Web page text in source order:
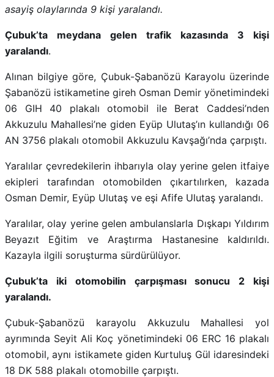
asayiş olaylarında 9 kişi yaralandı.
Çubuk’ta meydana gelen trafik kazasında 3 kişi
yaralandı.
Alınan bilgiye göre, Çubuk-Şabanözü Karayolu üzerinde
Şabanözü istikametine gireh Osman Demir yönetimindeki
06 GIH 40 plakalı otomobil ile Berat Caddesi’nden
Akkuzulu Mahallesi’ne giden Eyüp Ulutaş’ın kullandığı 06
AN 3756 plakalı otomobil Akkuzulu Kavşağı’nda çarpıştı.
Yaralılar çevredekilerin ihbarıyla olay yerine gelen itfaiye
ekipleri tarafından otomobilden çıkartılırken, kazada
Osman Demir, Eyüp Ulutaş ve eşi Afife Ulutaş yaralandı.
Yaralılar, olay yerine gelen ambulanslarla Dışkapı Yıldırım
Beyazıt Eğitim ve Araştırma Hastanesine kaldırıldı.
Kazayla ilgili soruşturma sürdürülüyor.
Çubuk’ta iki otomobilin çarpışması sonucu 2 kişi
yaralandı.
Çubuk-Şabanözü karayolu Akkuzulu Mahallesi yol
ayrımında Seyit Ali Koç yönetimindeki 06 ERC 16 plakalı
otomobil, aynı istikamete giden Kurtuluş Gül idaresindeki
18 DK 588 plakalı otomobille çarpıştı.